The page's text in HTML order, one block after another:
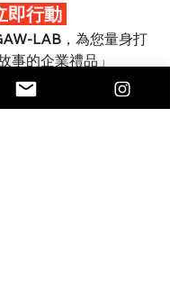
即行動
LAB，為您量身打
事的企業禮品」